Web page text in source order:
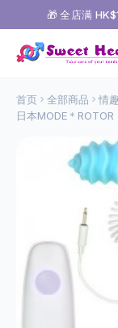
🎁 全店满
首页 全部商品
情
日本MODE＊